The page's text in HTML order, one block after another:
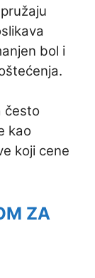
bol i
često
kao
koji cene
ZA